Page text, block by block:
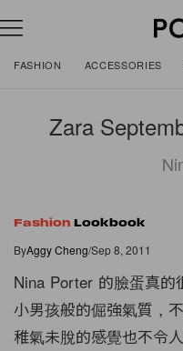
FASHION ACCESSORIES
Zara
Fashion Lookbook
ByAggy Cheng/Sep 8, 2011
Nina Porter 的臉蛋真的
小男孩般的倔強氣質，
稚氣未脫的感覺也不令